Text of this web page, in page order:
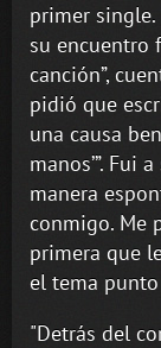
primer
su encuentro
canción”,
pidió que
una causa
manos’”. Fui
manera
conmigo. Me
primera que
el tema
"Detrás del